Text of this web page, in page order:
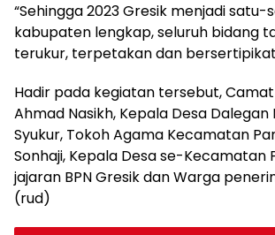
“Sehingga 2023 Gresik menjadi satu-
kabupaten lengkap, seluruh bidang
terukur, terpetakan dan
Hadir pada kegiatan tersebut,
Ahmad Nasikh, Kepala Desa Dalegan
Syukur, Tokoh Agama Kecamatan
Sonhaji, Kepala Desa se-Kecamatan
jajaran BPN Gresik dan Warga
(rud)